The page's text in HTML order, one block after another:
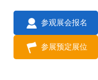
参观展会报名
参展预定展位